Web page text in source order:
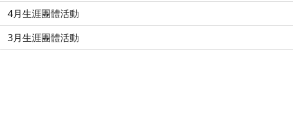
4月生涯團體活動
3月生涯團體活動